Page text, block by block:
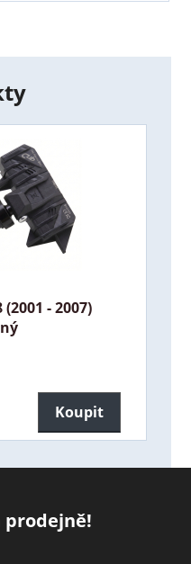
- 2007)
Koupit
prodejně!